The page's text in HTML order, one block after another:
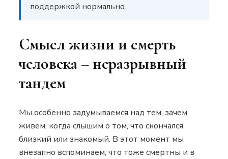
поддержкой нормально.
Смысл жизни и смерть
человека – неразрывный
тандем
Мы особенно задумываемся над тем, зачем
живем, когда слышим о том, что скончался
близкий или знакомый. В этот момент мы
внезапно вспоминаем, что тоже смертны и в